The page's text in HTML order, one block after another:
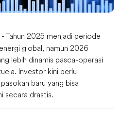
- Tahun 2025 menjadi periode
global, namun 2026
lebih dinamis pasca-operasi
Investor kini perlu
baru yang bisa
secara drastis.